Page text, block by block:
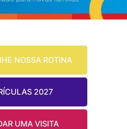
NOSSA ROTINA
2027
UMA VISITA